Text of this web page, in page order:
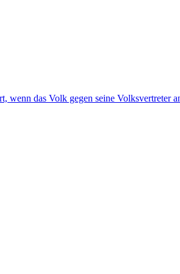
wenn das Volk gegen seine Volksvertreter